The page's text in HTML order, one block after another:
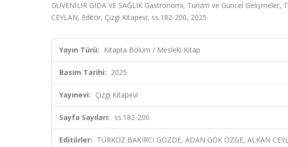
GÜVENİLİR GIDA VE SAĞLIK Gastronomi, Turizm ve Güncel Gelişmeler,
CEYLAN, Editör, Çizgi Kitapevi, ss.182-200, 2025
Yayın Türü: Kitapta Bölüm / Mesleki Kitap
Basım Tarihi: 2025
Yayınevi: Çizgi Kitapevi
Sayfa Sayıları: ss.182-200
Editörler: TÜRKÖZ BAKIRCI GÖZDE, ADAN GÖK ÖZGE, ALKAN